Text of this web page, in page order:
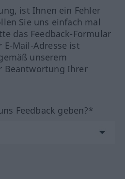
ist Ihnen ein Fehler
Sie uns einfach mal
das Feedback-Formular
E-Mail-Adresse ist
unserem
Beantwortung Ihrer
Feedback geben?*